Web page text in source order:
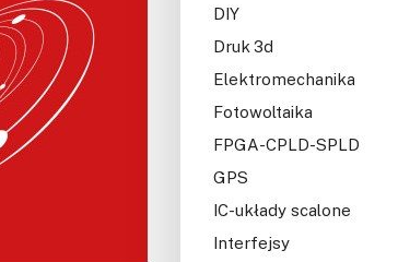
Do pobrania
DIY
Druk 3d
Elektromechanika
Fotowoltaika
FPGA-CPLD-SPLD
GPS
IC-układy scalone
Interfejsy